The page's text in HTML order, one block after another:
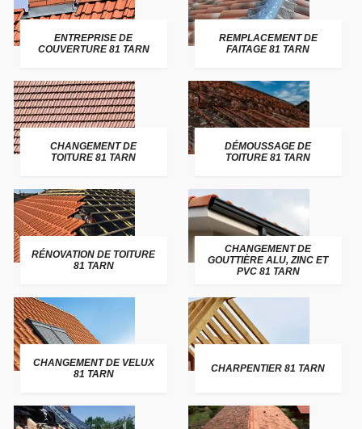
ENTREPRISE DE
COUVERTURE 81 TARN
REMPLACEMENT DE
FAITAGE 81 TARN
CHANGEMENT DE
TOITURE 81 TARN
DÉMOUSSAGE DE
TOITURE 81 TARN
RÉNOVATION DE TOITURE
81 TARN
CHANGEMENT DE
GOUTTIÈRE ALU, ZINC ET
PVC 81 TARN
CHANGEMENT DE VELUX
81 TARN
CHARPENTIER 81 TARN